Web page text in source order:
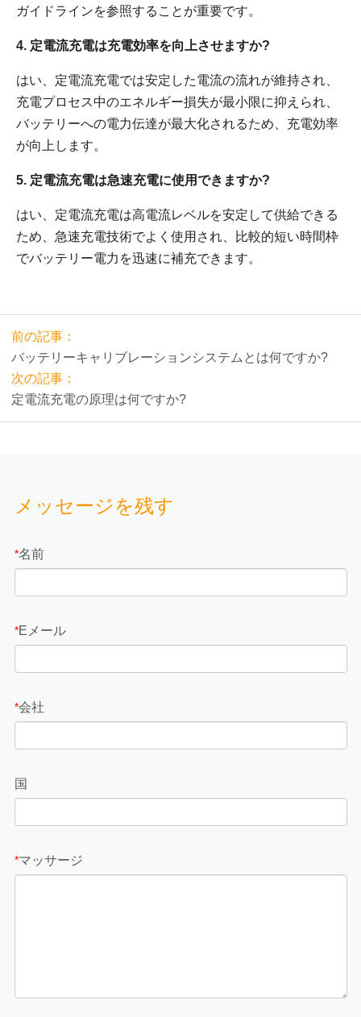
ガイドラインを参照することが重要です。
4. 定電流充電は充電効率を向上させますか?
はい、定電流充電では安定した電流の流れが維持され、
充電プロセス中のエネルギー損失が最小限に抑えられ、
バッテリーへの電力伝達が最大化されるため、充電効率
が向上します。
5. 定電流充電は急速充電に使用できますか?
はい、定電流充電は高電流レベルを安定して供給できる
ため、急速充電技術でよく使用され、比較的短い時間枠
でバッテリー電力を迅速に補充できます。
前の記事：
バッテリーキャリブレーションシステムとは何ですか?
次の記事：
定電流充電の原理は何ですか?
メッセージを残す
*名前
*Eメール
*会社
国
*マッサージ